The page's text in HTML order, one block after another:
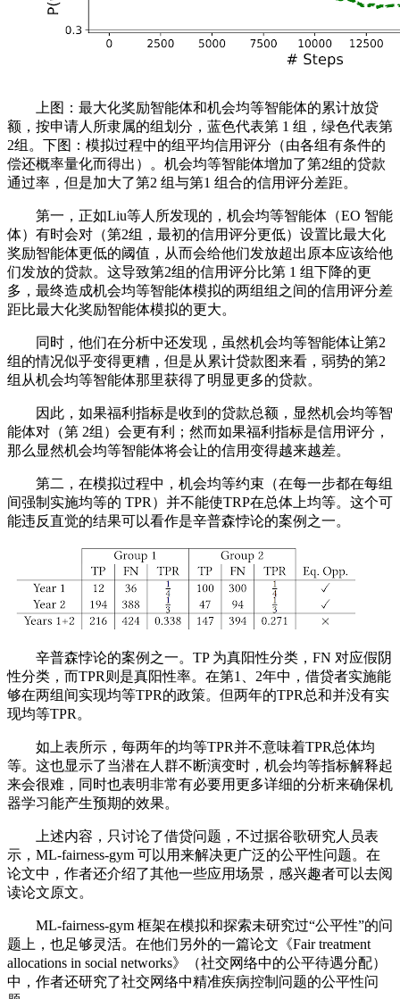
上图：最大化奖励智能体和机会均等智能体的累计放贷
额，按申请人所隶属的组划分，蓝色代表第 1 组，绿色代表第
2组。下图：模拟过程中的组平均信用评分（由各组有条件的
偿还概率量化而得出）。机会均等智能体增加了第2组的贷款
通过率，但是加大了第2 组与第1 组合的信用评分差距。
第一，正如Liu等人所发现的，机会均等智能体（EO 智能
体）有时会对（第2组，最初的信用评分更低）设置比最大化
奖励智能体更低的阈值，从而会给他们发放超出原本应该给他
们发放的贷款。这导致第2组的信用评分比第 1 组下降的更
多，最终造成机会均等智能体模拟的两组组之间的信用评分差
距比最大化奖励智能体模拟的更大。
同时，他们在分析中还发现，虽然机会均等智能体让第2
组的情况似乎变得更糟，但是从累计贷款图来看，弱势的第2
组从机会均等智能体那里获得了明显更多的贷款。
因此，如果福利指标是收到的贷款总额，显然机会均等智
能体对（第 2组）会更有利；然而如果福利指标是信用评分，
那么显然机会均等智能体将会让的信用变得越来越差。
第二，在模拟过程中，机会均等约束（在每一步都在每组
间强制实施均等的 TPR）并不能使TRP在总体上均等。这个可
能违反直觉的结果可以看作是辛普森悖论的案例之一。
辛普森悖论的案例之一。TP 为真阳性分类，FN 对应假阴
性分类，而TPR则是真阳性率。在第1、2年中，借贷者实施能
够在两组间实现均等TPR的政策。但两年的TPR总和并没有实
现均等TPR。
如上表所示，每两年的均等TPR并不意味着TPR总体均
等。这也显示了当潜在人群不断演变时，机会均等指标解释起
来会很难，同时也表明非常有必要用更多详细的分析来确保机
器学习能产生预期的效果。
上述内容，只讨论了借贷问题，不过据谷歌研究人员表
示，ML-fairness-gym 可以用来解决更广泛的公平性问题。在
论文中，作者还介绍了其他一些应用场景，感兴趣者可以去阅
读论文原文。
ML-fairness-gym 框架在模拟和探索未研究过“公平性”的问
题上，也足够灵活。在他们另外的一篇论文《Fair treatment
allocations in social networks》（社交网络中的公平待遇分配）
中，作者还研究了社交网络中精准疾病控制问题的公平性问